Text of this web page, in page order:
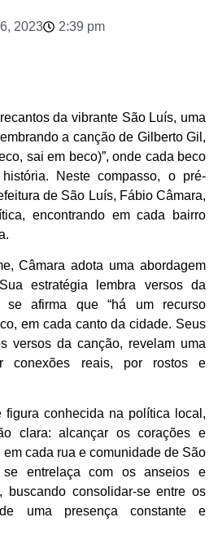
2023
2:39 pm
da vibrante São Luís, uma
a canção de Gilberto Gil,
sai em beco)”, onde cada beco
Neste compasso, o pré-
de São Luís, Fábio Câmara,
encontrando em cada bairro
Câmara adota uma abordagem
estratégia lembra versos da
afirma que “há um recurso
em cada canto da cidade. Seus
versos da canção, revelam uma
conexões reais, por rostos e
figura conhecida na política local,
clara: alcançar os corações e
cada rua e comunidade de São
se entrelaça com os anseios e
buscando consolidar-se entre os
uma presença constante e